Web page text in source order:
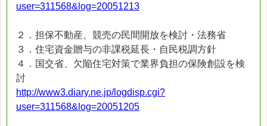
user=311568&log=20051213
２．担保不動産、競売の民間開放を検討・法務省
３．住宅資金贈与の非課税延長・自民税調方針
４．国交省、欠陥住宅対策で業界負担の保険創設を検
討
http://www3.diary.ne.jp/logdisp.cgi?
user=311568&log=20051205